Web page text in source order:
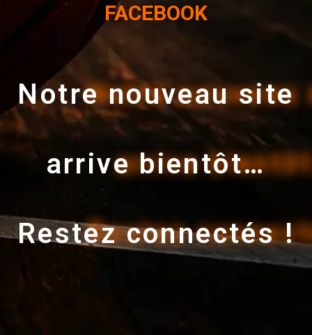
FACEBOOK
Notre nouveau site
arrive bientôt…
Restez connectés !